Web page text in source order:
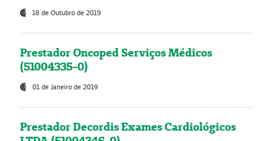
18 de Outubro de 2019
Prestador Oncoped Serviços Médicos
(51004335-0)
01 de Janeiro de 2019
Prestador Decordis Exames Cardiológicos